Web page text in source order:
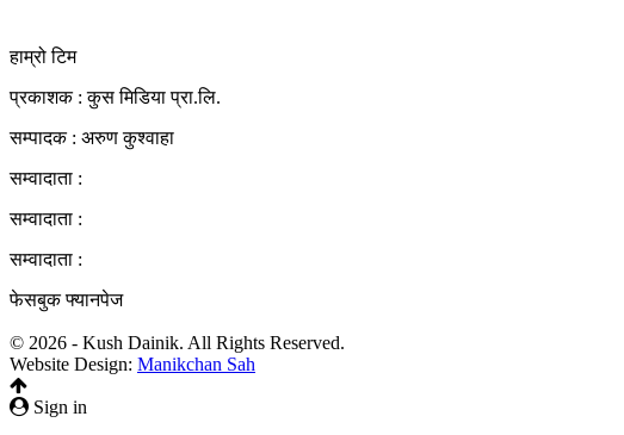
हाम्रो टिम
प्रकाशक : कुस मिडिया प्रा‍.लि.
सम्पादक : अरुण कुश्वाहा
सम्वादाता :
सम्वादाता :
सम्वादाता :
फेसबुक फ्यानपेज
© 2026 - Kush Dainik. All Rights Reserved.
Website Design: Manikchan Sah
Sign in